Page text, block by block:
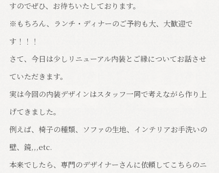
すのでぜひ、お待ちいたしております。
※もちろん、ランチ・ディナーのご予約も大、大歓迎で
す！！！
さて、今日は少しリニューアル内装とご縁についてお話させ
ていただきます。
実は今回の内装デザインはスタッフ一同で考えながら作り上
げてきました。
例えば、椅子の種類、ソファの生地、インテリアお手洗いの
壁、鏡,,,etc.
本来でしたら、専門のデザイナーさんに依頼してこちらのニ